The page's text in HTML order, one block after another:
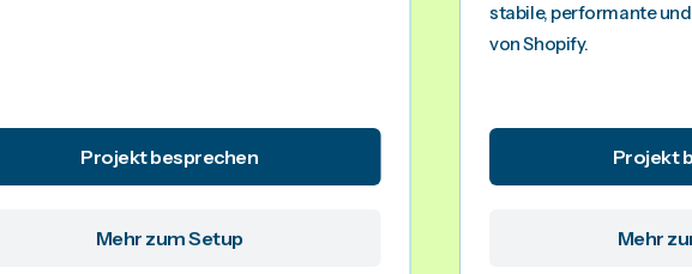
Projekt besprechen
Mehr zum Setup
stabile, performante
von Shopify.
Projekt
Mehr